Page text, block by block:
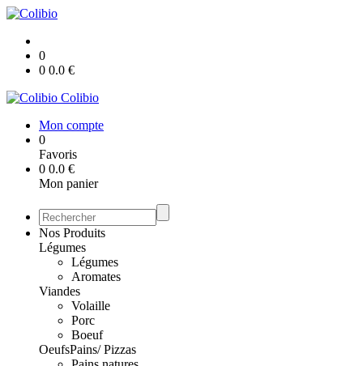
0
0 0.0 €
Colibio
Mon compte
0
Favoris
0 0.0 €
Mon panier
Nos Produits
Légumes
Légumes
Aromates
Viandes
Volaille
Porc
Boeuf
OeufsPains/ Pizzas